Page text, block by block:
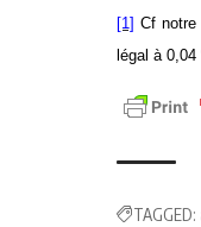
[1] Cf
légal à
TAGGED: